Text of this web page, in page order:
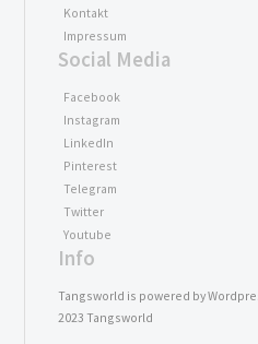
Kontakt
Impressum
Social Media
Facebook
Instagram
LinkedIn
Pinterest
Telegram
Twitter
Youtube
Info
Tangsworld is powered by
2023 Tangsworld